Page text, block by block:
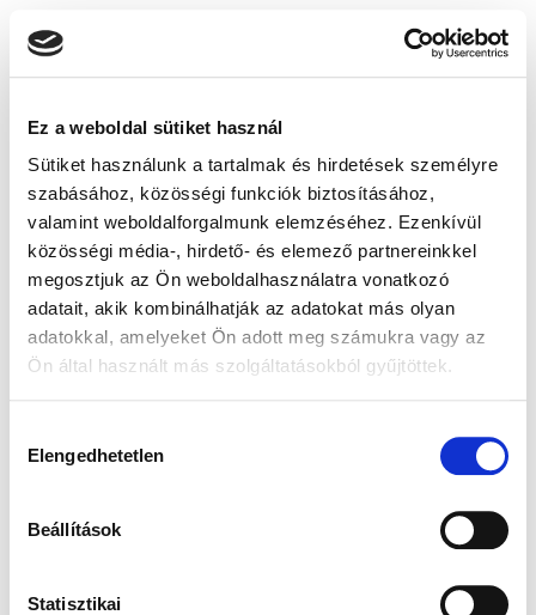
Ez a weboldal sütiket használ
Sütiket használunk a tartalmak és hirdetések személyre
szabásához, közösségi funkciók biztosításához,
valamint weboldalforgalmunk elemzéséhez. Ezenkívül
közösségi média-, hirdető- és elemező partnereinkkel
megosztjuk az Ön weboldalhasználatra vonatkozó
adatait, akik kombinálhatják az adatokat más olyan
adatokkal, amelyeket Ön adott meg számukra vagy az
Ön által használt más szolgáltatásokból gyűjtöttek.
kiválasztása
Elengedhetetlen
Beállítások
Statisztikai